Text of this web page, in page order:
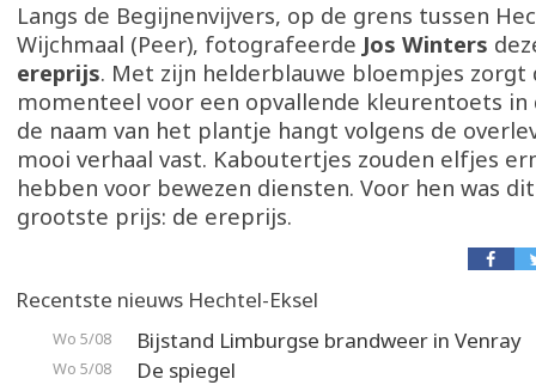
Langs de Begijnenvijvers, op de grens tussen
Wijchmaal (Peer), fotografeerde Jos Winters
ereprijs. Met zijn helderblauwe bloempjes zorgt
momenteel voor een opvallende kleurentoets in
de naam van het plantje hangt volgens de
mooi verhaal vast. Kaboutertjes zouden elfjes
hebben voor bewezen diensten. Voor hen was
grootste prijs: de ereprijs.
Recentste nieuws Hechtel-Eksel
Wo 5/08 Bijstand Limburgse brandweer in Venray
Wo 5/08 De spiegel